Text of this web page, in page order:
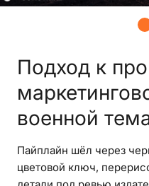
Подход к
военной
Пайплайн шёл через
цветовой ключ,